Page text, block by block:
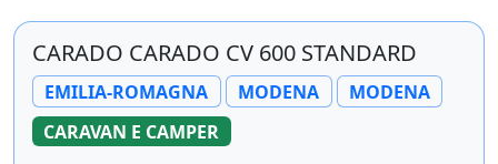
CARADO CARADO CV 600 STANDARD
EMILIA-ROMAGNA MODENA
MODENA
CARAVAN E CAMPER